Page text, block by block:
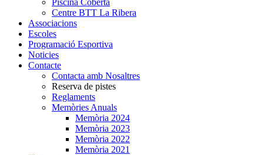
Piscina Coberta
Centre BTT La Ribera
Associacions
Escoles
Programació Esportiva
Noticies
Contacte
Contacta amb Nosaltres
Reserva de pistes
Reglaments
Memòries Anuals
Memòria 2024
Memòria 2023
Memòria 2022
Memòria 2021